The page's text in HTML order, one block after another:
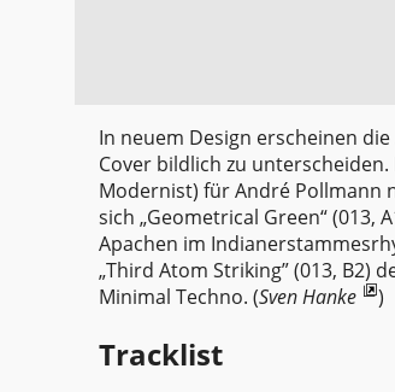
In neuem Design erscheinen
Cover bildlich zu unterscheiden.
Modernist) für André Pollmann
sich „Geometrical Green“ (013,
Apachen im
„Third Atom Striking” (013, B2)
Minimal Techno. (Sven Hanke )
Tracklist